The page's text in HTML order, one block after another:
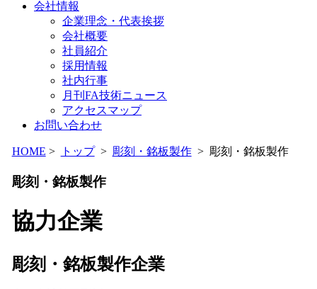
会社情報
企業理念・代表挨拶
会社概要
社員紹介
採用情報
社内行事
月刊FA技術ニュース
アクセスマップ
お問い合わせ
HOME > トップ> 彫刻・銘板製作> 彫刻・銘板製作
彫刻・銘板製作
協力企業
彫刻・銘板製作企業